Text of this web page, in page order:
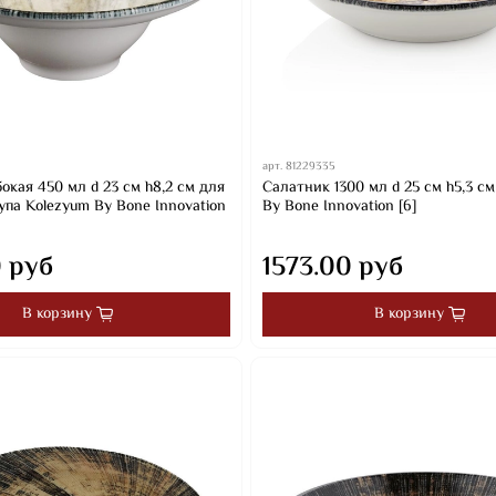
450 мл d 23 см h8,2 см для
Kolezyum By Bone Innovation
руб
В корзину
арт.81229335
Салатник 1300 мл d 25 см h5,3
By Bone Innovation [6]
1573.00 руб
В корзину